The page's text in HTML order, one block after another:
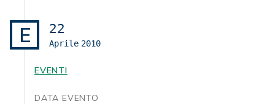
Via XXIV Maggio, 43 - Roma
ALLEGATI
Programma
E 22
Aprile 2010
EVENTI
DATA EVENTO